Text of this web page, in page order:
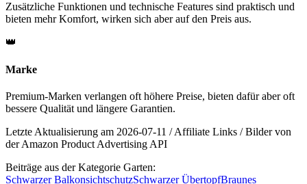
Zusätzliche Funktionen und technische Features sind praktisch und
bieten mehr Komfort, wirken sich aber auf den Preis aus.
👑
Marke
Premium-Marken verlangen oft höhere Preise, bieten dafür aber oft
bessere Qualität und längere Garantien.
Letzte Aktualisierung am 2026-07-11 / Affiliate Links / Bilder von
der Amazon Product Advertising API
Beiträge aus der Kategorie Garten:
Schwarzer BalkonsichtschutzSchwarzer ÜbertopfBraunes